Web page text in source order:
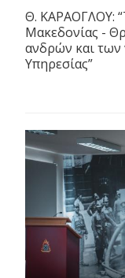
Θ. ΚΑΡΑΟΓΛΟΥ:
Μακεδονίας -
ανδρών και των
Υπηρεσίας”